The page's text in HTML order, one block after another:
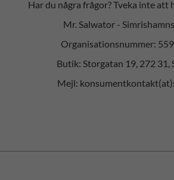
Har du några frågor? Tveka inte att
Mr. Salwator -
Organisationsnummer:
Butik: Storgatan 19, 272 31,
Mejl: